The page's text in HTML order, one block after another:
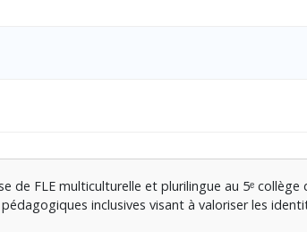
de FLE multiculturelle et plurilingue au 5ᵉ collège
inclusives visant à valoriser les